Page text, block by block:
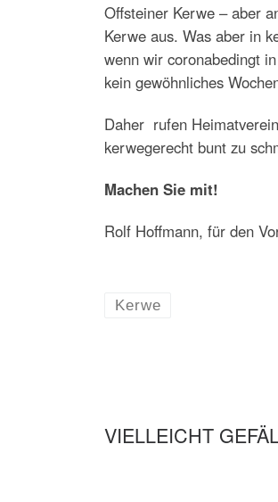
Offsteiner Kerwe – aber
Kerwe aus. Was aber in
wenn wir coronabedingt
kein gewöhnliches
Daher rufen
kerwegerecht bunt zu
Machen Sie mit!
Rolf Hoffmann, für den
Kerwe
VIELLEICHT